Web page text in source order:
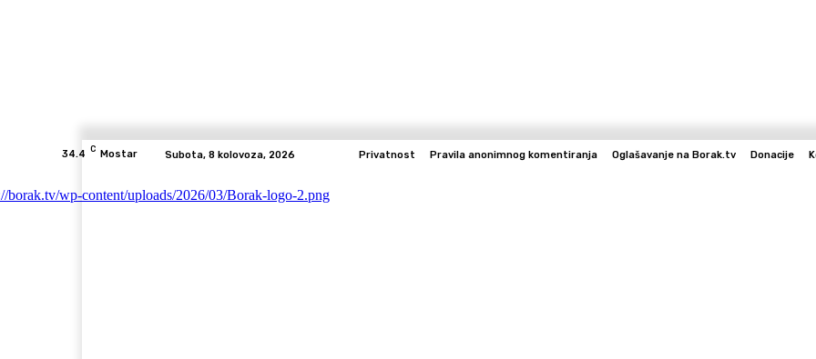
34.4 C Mostar Subota, 8 kolovoza, 2026 Privatnost Pravila anonimnog komentiranja Oglašavanje na Borak.tv Donacije